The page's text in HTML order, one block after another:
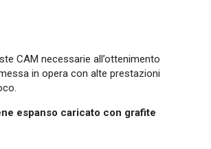
CAM necessarie all’ottenimento
in opera con alte prestazioni
espanso caricato con grafite